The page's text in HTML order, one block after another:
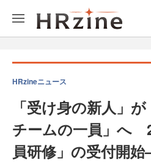
HRzineニュース
「受け身の新人」
チームの一員」へ
員研修」の受付開